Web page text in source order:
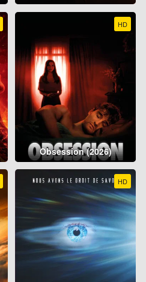
HD
Obsession (2026)
HD